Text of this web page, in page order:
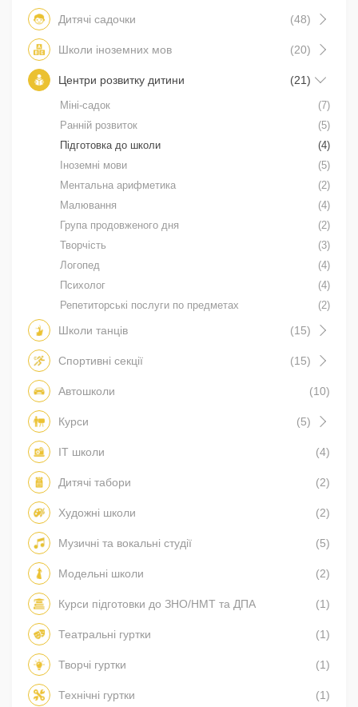
Дитячі садочки (48)
Школи іноземних мов (20)
Центри розвитку дитини (21)
Міні-садок
(7)
Ранній розвиток
(5)
Підготовка до школи
(4)
Іноземні мови
(5)
Ментальна арифметика
(2)
Малювання
(4)
Група продовженого дня
(2)
Творчість
(3)
Логопед
(4)
Психолог
(4)
Репетиторські послуги по предметах
(2)
Школи танців (15)
Спортивні секції (15)
Автошколи (10)
Курси (5)
IT школи (4)
Дитячі табори (2)
Художні школи (2)
Музичні та вокальні студії (5)
Модельні школи (2)
Курси підготовки до ЗНО/НМТ та ДПА (1)
Театральні гуртки (1)
Творчі гуртки (1)
Технічні гуртки (1)